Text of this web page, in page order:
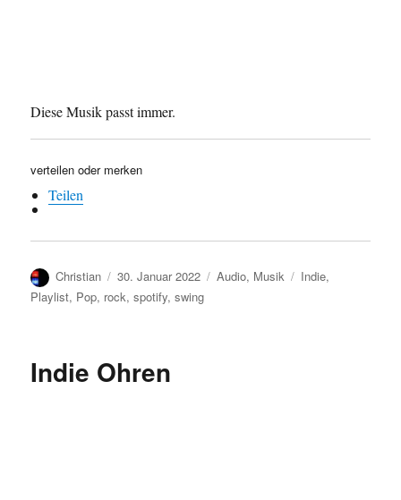
Diese Musik passt immer.
verteilen oder merken
Teilen
Autor
Christian
Veröffentlicht
am
30. Januar 2022 Kategorien
Audio, Musik Schlagwörter
Indie,
Playlist, Pop, rock,spotify,swing
Indie Ohren